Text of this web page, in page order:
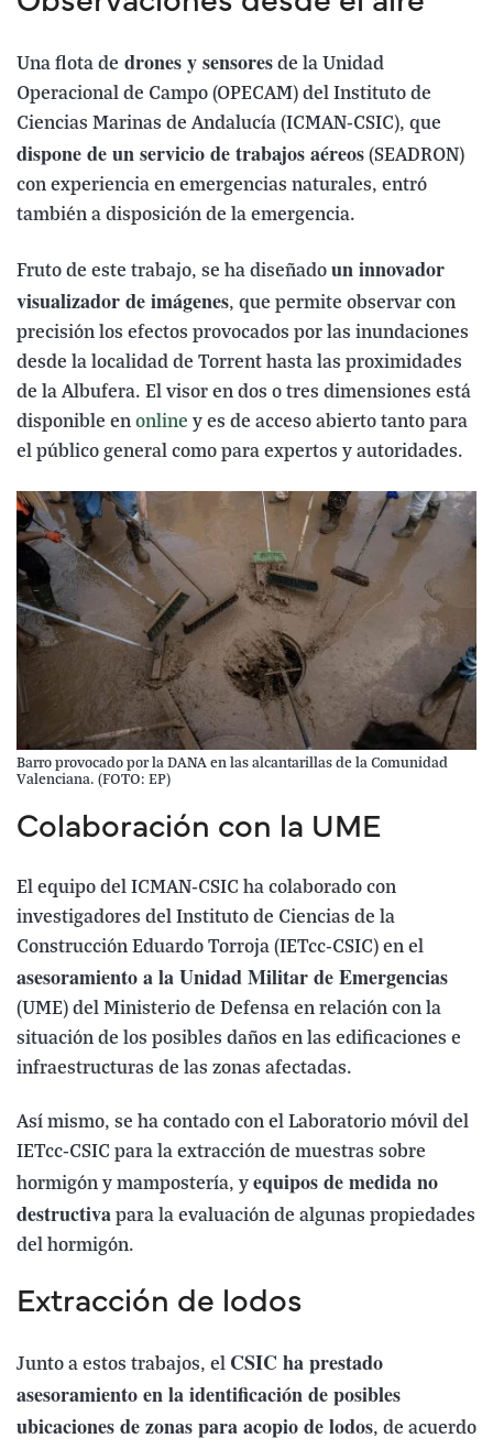
Una flota de drones y sensores de la Unidad
Operacional de Campo (OPECAM) del Instituto de
Ciencias Marinas de Andalucía (ICMAN-CSIC), que
dispone de un servicio de trabajos aéreos (SEADRON)
con experiencia en emergencias naturales, entró
también a disposición de la emergencia.
Fruto de este trabajo, se ha diseñado un innovador
visualizador de imágenes, que permite observar con
precisión los efectos provocados por las inundaciones
desde la localidad de Torrent hasta las proximidades
de la Albufera. El visor en dos o tres dimensiones está
disponible en online y es de acceso abierto tanto para
el público general como para expertos y autoridades.
Barro provocado por la DANA en las alcantarillas de la Comunidad
Valenciana. (FOTO: EP)
Colaboración con la UME
El equipo del ICMAN-CSIC ha colaborado con
investigadores del Instituto de Ciencias de la
Construcción Eduardo Torroja (IETcc-CSIC) en el
asesoramiento a la Unidad Militar de Emergencias
(UME) del Ministerio de Defensa en relación con la
situación de los posibles daños en las edificaciones e
infraestructuras de las zonas afectadas.
Así mismo, se ha contado con el Laboratorio móvil del
IETcc-CSIC para la extracción de muestras sobre
hormigón y mampostería, y equipos de medida no
destructiva para la evaluación de algunas propiedades
del hormigón.
Extracción de lodos
Junto a estos trabajos, el CSIC ha prestado
asesoramiento en la identificación de posibles
ubicaciones de zonas para acopio de lodos, de acuerdo